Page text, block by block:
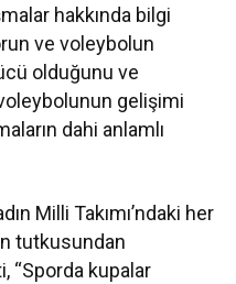
hakkında bilgi
ve voleybolun
olduğunu ve
gelişimi
dahi anlamlı
Milli Takımı’ndaki her
tutkusundan
“Sporda kupalar